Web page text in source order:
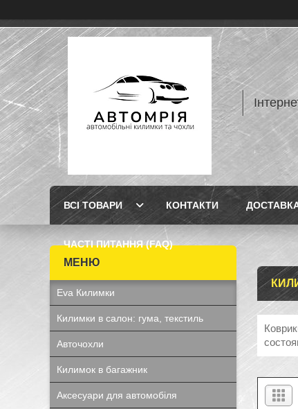
ВСІ ТОВАРИ КОНТАКТИ
ЧАСТІ ПИТАННЯ (FAQ)
Eva Килимки
Килимки в салон: гума, текстиль
Авточохли
Килимок в багажник
Аксесуари для автомобіля